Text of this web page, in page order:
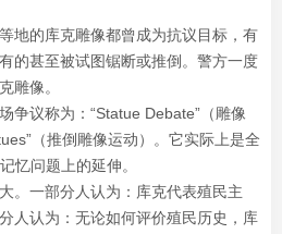
地的库克雕像都曾成为抗议目标，有
的甚至被试图锯断或推倒。警方一度
雕像。
争议称为：“Statue Debate”（雕像
（推倒雕像运动）。它实际上是全
忆问题上的延伸。
。一部分人认为：库克代表殖民主
人认为：无论如何评价殖民历史，库